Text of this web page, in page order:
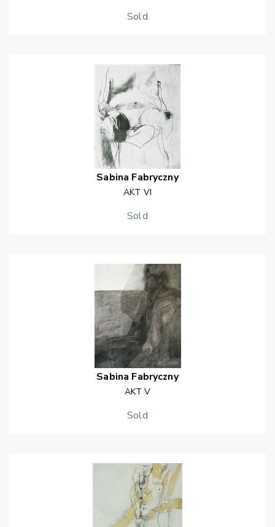
Sold
Sabina Fabryczny
AKT VI
Sold
Sabina Fabryczny
AKT V
Sold